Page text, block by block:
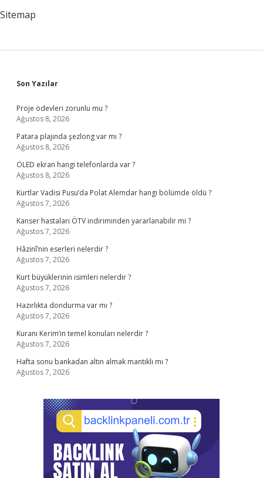
Sitemap
Sidebar
Son Yazılar
Proje ödevleri zorunlu mu ?
Ağustos 8, 2026
Patara plajında şezlong var mı ?
Ağustos 8, 2026
OLED ekran hangi telefonlarda var ?
Ağustos 8, 2026
Kurtlar Vadisi Pusu’da Polat Alemdar hangi bölümde öldü ?
Ağustos 7, 2026
Kanser hastaları ÖTV indiriminden yararlanabilir mi ?
Ağustos 7, 2026
Hâzinî’nin eserleri nelerdir ?
Ağustos 7, 2026
Kurt büyüklerinin isimleri nelerdir ?
Ağustos 7, 2026
Hazırlıkta dondurma var mı ?
Ağustos 7, 2026
Kuranı Kerim’in temel konuları nelerdir ?
Ağustos 7, 2026
Hafta sonu bankadan altın almak mantıklı mı ?
Ağustos 7, 2026